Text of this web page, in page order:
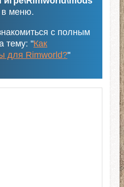
в меню.
с полным
тему: "Как
для Rimworld?"